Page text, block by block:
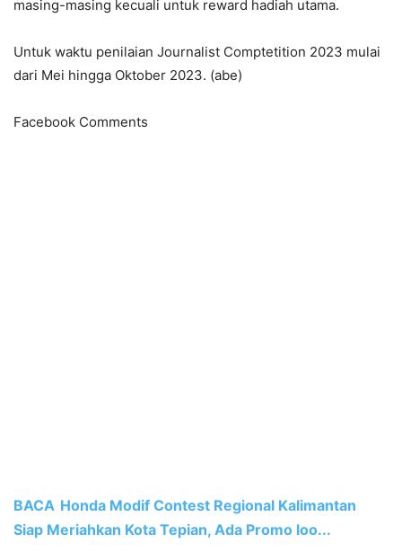
masing-masing kecuali untuk reward hadiah utama.
Untuk waktu penilaian Journalist Comptetition 2023 mulai
dari Mei hingga Oktober 2023. (abe)
Facebook Comments
BACA Honda Modif Contest Regional Kalimantan
Siap Meriahkan Kota Tepian, Ada Promo loo...